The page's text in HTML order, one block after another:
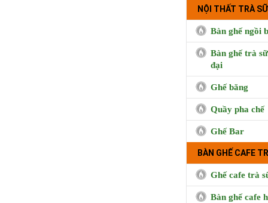
NỘI THẤT TRÀ
Bàn ghế ngồi
Bàn ghế trà
đại
Ghế băng
Quầy pha chế
Ghế Bar
BÀN GHẾ CAFE
Ghế cafe trà
Bàn ghế cafe
Hưng,